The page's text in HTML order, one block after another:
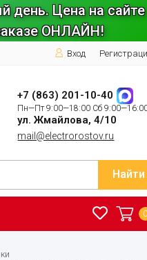
день. Цена на сайте
ОНЛАЙН!
Вход
+7 (863) 201-10-40
Пн—Пт 9:00—18:00 Сб
ул. Жмайлова, 4/10
mail@electrorostov.ru
Найти